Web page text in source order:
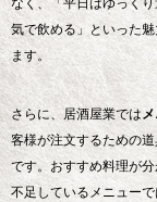
なく、「平日はゆっく
気で飲める」といった
ます。
さらに、居酒屋業では
客様が注文するための
です。おすすめ料理が
不足しているメニュー